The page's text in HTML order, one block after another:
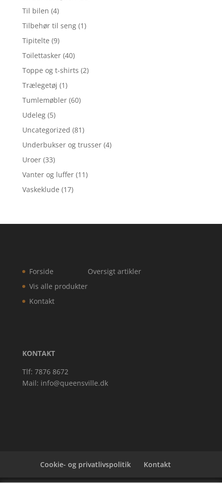
Til bilen (4)
Tilbehør til seng (1)
Tipitelte (9)
Toilettasker (40)
Toppe og t-shirts (2)
Trælegetøj (1)
Tumlemøbler (60)
Udeleg (5)
Uncategorized (81)
Underbukser og trusser (4)
Uroer (33)
Vanter og luffer (11)
Vaskeklude (17)
Forside
Vis alle produkter
Kontakt
Oversigt artikler
KONTAKT
Tlf: 7876 8672
Mail: info@queensville.dk
Cookie- og privatlivspolitik Kontakt